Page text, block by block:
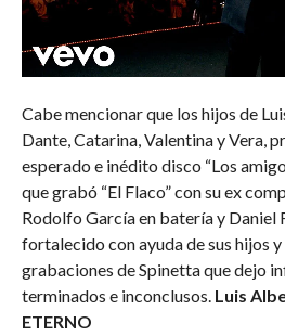
Cabe mencionar que los hijos de
Dante, Catarina, Valentina y Vera,
esperado e inédito disco “Los
que grabó “El Flaco” con su ex
Rodolfo Garcí­a en batería y Daniel
fortalecido con ayuda de sus hijos
grabaciones de Spinetta que dejo
terminados e inconclusos. Luis
ETERNO